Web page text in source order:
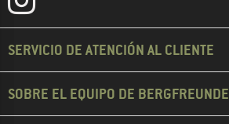
SERVICIO DE ATENCIÓN AL CLIENTE
SOBRE EL EQUIPO DE BERGFREUNDE